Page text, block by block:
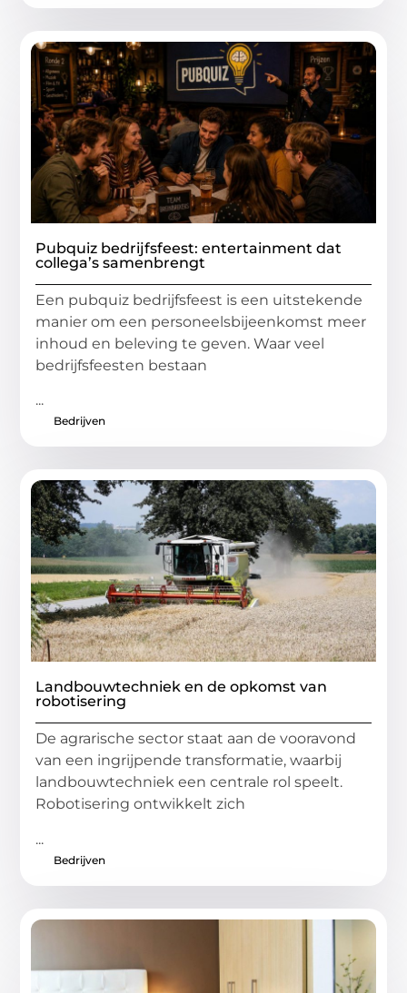
Pubquiz bedrijfsfeest: entertainment dat
collega’s samenbrengt
Een pubquiz bedrijfsfeest is een uitstekende
manier om een personeelsbijeenkomst meer
inhoud en beleving te geven. Waar veel
bedrijfsfeesten bestaan
...
Bedrijven
Landbouwtechniek en de opkomst van
robotisering
De agrarische sector staat aan de vooravond
van een ingrijpende transformatie, waarbij
landbouwtechniek een centrale rol speelt.
Robotisering ontwikkelt zich
...
Bedrijven